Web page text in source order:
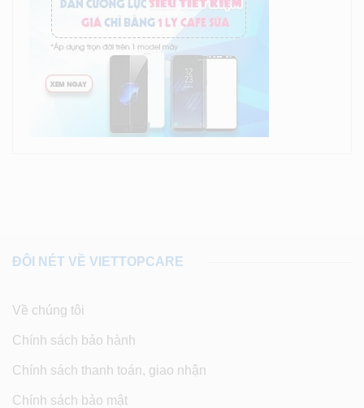
ĐÔI NÉT VỀ VIETTOPCARE
Về chúng tôi
Chính sách bảo hành
Chính sách thanh toán, giao nhận
Chính sách bảo mật